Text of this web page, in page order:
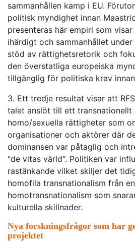
sammanhållen kamp i EU.
politisk myndighet innan
presenteras här empiri som
ihärdigt och sammanhållet
stöd av rättighetsretorik och
den överstatliga europeiska
tillgänglig för politiska krav innan
3. Ett tredje resultat visar att
talet anslöt till ett transnationellt
homo/sexuella rättigheter som
organisationer och aktörer där
dominansen var påtaglig och
"de vitas värld". Politiken var
rastänkande vilket skiljer det
homofila transnationalism från
homotransnationalism som
kulturella skillnader.
Nya forskningsfrågor som har
projektet